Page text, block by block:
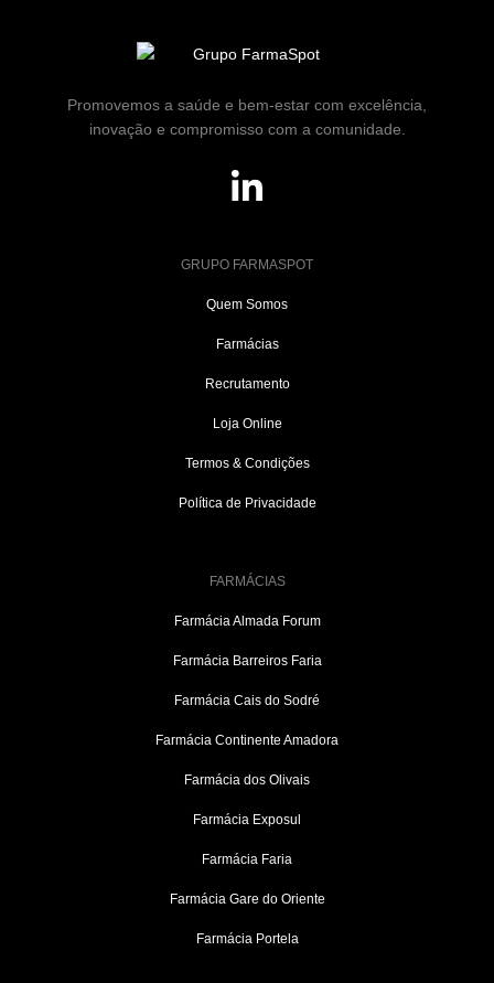
Promovemos a saúde e bem-estar com excelência,
inovação e compromisso com a comunidade.
GRUPO FARMASPOT
Quem Somos
Farmácias
Recrutamento
Loja Online
Termos & Condições
Política de Privacidade
FARMÁCIAS
Farmácia Almada Forum
Farmácia Barreiros Faria
Farmácia Cais do Sodré
Farmácia Continente Amadora
Farmácia dos Olivais
Farmácia Exposul
Farmácia Faria
Farmácia Gare do Oriente
Farmácia Portela